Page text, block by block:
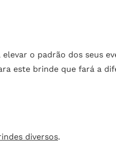
o padrão dos seus
este brinde que fará a
diversos.